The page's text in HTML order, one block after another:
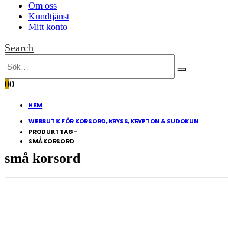
Om oss
Kundtjänst
Mitt konto
Search
00
HEM
WEBBUTIK FÖR KORSORD, KRYSS, KRYPTON & SUDOKUN
PRODUKT TAG -
SMÅ KORSORD
små korsord